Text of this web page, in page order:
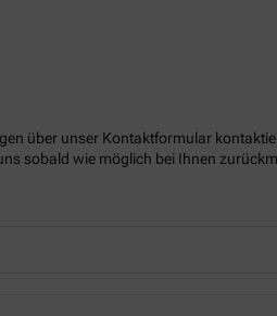
über unser Kontaktformular
sobald wie möglich bei Ihnen